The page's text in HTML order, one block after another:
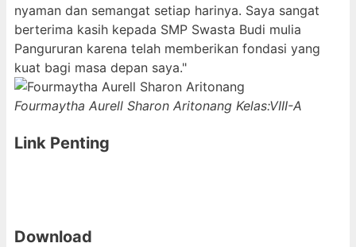
nyaman dan semangat setiap harinya. Saya sangat
berterima kasih kepada SMP Swasta Budi mulia
Pangururan karena telah memberikan fondasi yang
kuat bagi masa depan saya."
Fourmaytha Aurell Sharon Aritonang Kelas:VIII-A
Link Penting
Download